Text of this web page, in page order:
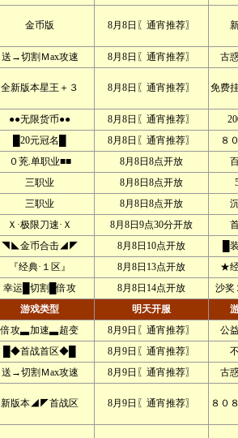
金币版 8月8日〖通宵推荐〗
送→切割Ｍax攻速 8月8日〖通宵推荐〗 古
全新版本星王＋３ 8月8日〖通宵推荐〗 免费
●●无限货币●● 8月8日〖通宵推荐〗
█20元冠名█ 8月8日〖通宵推荐〗
８
０茺.单职业■■ 8月8日8点开放
三职业 8月8日8点开放
三职业 8月8日8点开放
Ｘ·极限刀速·Ｘ 8月8日9点30分开放
◥◣金币合击◢◤ 8月8日10点开放
█
『经典·１区』 8月8日13点开放
★
幸运█切割█倍攻 8月8日14点开放
沙奖
游戏类型 明天开服
倍攻▃加速▃超变 8月9日〖通宵推荐〗
公
█◆首战首区◆█ 8月9日〖通宵推荐〗
送→切割Ｍax攻速 8月9日〖通宵推荐〗 古
新版本◢◤首战区 8月9日〖通宵推荐〗 ８０